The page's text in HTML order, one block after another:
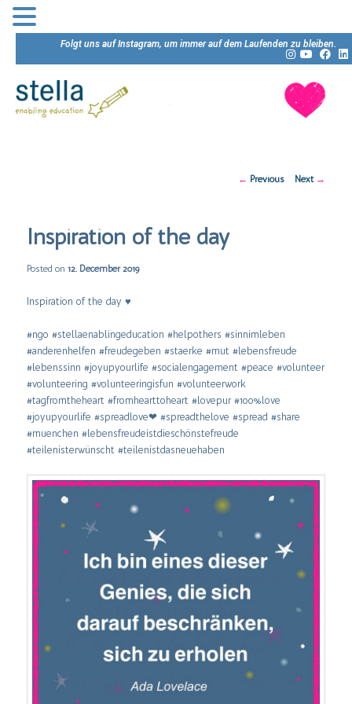
Folgt uns auf Instagram, um immer auf dem Laufenden zu bleiben.
Post
← Previous Next →
Inspiration of the day
Posted on12. December 2019
Inspiration of the day ♥️
#ngo #stellaenablingeducation #helpothers #sinnimleben
#anderenhelfen #freudegeben #staerke #mut #lebensfreude
#lebenssinn #joyupyourlife #socialengagement #peace #volunteer
#volunteering #volunteeringisfun #volunteerwork
#tagfromtheheart #fromhearttoheart #lovepur #100%love
#joyupyourlife #spreadlove❤ #spreadthelove #spread #share
#muenchen #lebensfreudeistdieschönstefreude
#teilenisterwünscht #teilenistdasneuehaben